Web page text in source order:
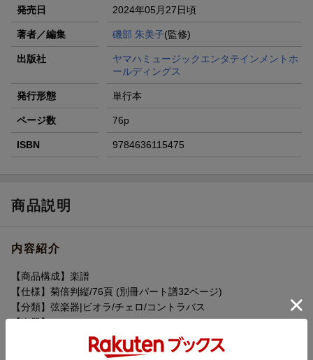
発売日 2024年05月27日頃
著者／編集 磯部 朱美子(監修)
出版社
ヤマハミュージックエンタテインメントホ
ールディングス
発行形態 単行本
ページ数 76p
ISBN 9784636115475
商品説明
内容紹介
【商品構成】楽譜
【仕様】菊倍判縦/76頁 (別冊パート譜32ページ)
【分類】弦楽器|ビオラ/チェロ/コントラバス
【楽器】チェロ
【編成】チェロ/ピアノ